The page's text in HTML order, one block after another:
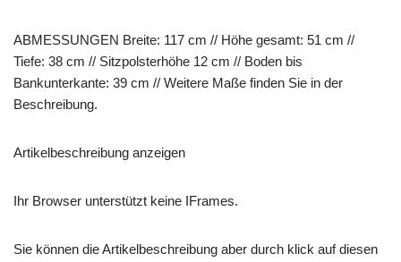
ABMESSUNGEN Breite: 117 cm // Höhe gesamt: 51 cm //
Tiefe: 38 cm // Sitzpolsterhöhe 12 cm // Boden bis
Bankunterkante: 39 cm // Weitere Maße finden Sie in der
Beschreibung.
Artikelbeschreibung anzeigen
Ihr Browser unterstützt keine IFrames.
Sie können die Artikelbeschreibung aber durch klick auf diesen